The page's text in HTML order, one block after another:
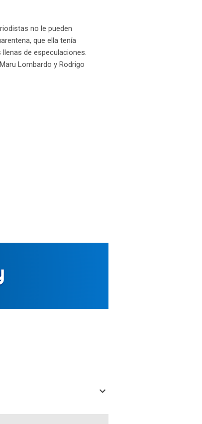
no le pueden
que ella tenía
de especulaciones.
Lombardo y Rodrigo